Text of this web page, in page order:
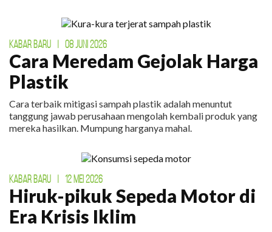
KABAR BARU 08 JUNI 2026
Cara Meredam Gejolak Harga
Plastik
Cara terbaik mitigasi sampah plastik adalah menuntut
tanggung jawab perusahaan mengolah kembali produk yang
mereka hasilkan. Mumpung harganya mahal.
KABAR BARU 12 MEI 2026
Hiruk-pikuk Sepeda Motor di
Era Krisis Iklim